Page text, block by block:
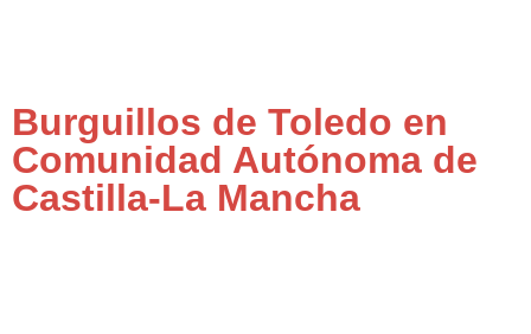
Burguillos de Toledo en
Comunidad Autónoma de
Castilla-La Mancha